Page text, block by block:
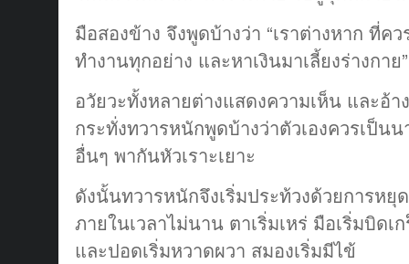
มือสองข้าง จึงพูดบ้างว่า “เราต่างหาก ที่ค
ทำงานทุกอย่าง และหาเงินมาเลี้ยงร่างกาย”
อวัยวะทั้งหลายต่างแสดงความเห็น และอ้า
กระทั่งทวารหนักพูดบ้างว่าตัวเองควรเป็น
อื่นๆ พากันหัวเราะเยาะ
ดังนั้นทวารหนักจึงเริ่มประท้วงด้วยการหยุ
ภายในเวลาไม่นาน ตาเริ่มเหร่ มือเริ่มบิดเ
และปอดเริ่มหวาดผวา สมองเริ่มมีไข้